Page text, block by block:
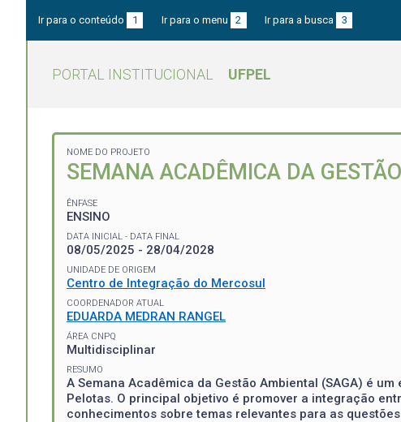
Ir para o conteúdo 1 Ir para o menu 2 Ir para a busca 3
PORTAL INSTITUCIONAL UFPEL
NOME DO PROJETO
SEMANA ACADÊMICA DA
ÊNFASE
ENSINO
DATA INICIAL - DATA FINAL
08/05/2025 - 28/04/2028
UNIDADE DE ORIGEM
Centro de Integração do Mercosul
COORDENADOR ATUAL
EDUARDA MEDRAN RANGEL
ÁREA CNPQ
Multidisciplinar
RESUMO
A Semana Acadêmica da Gestão Ambiental (SAGA) é
Pelotas. O principal objetivo é promover a integração
conhecimentos sobre temas relevantes para as